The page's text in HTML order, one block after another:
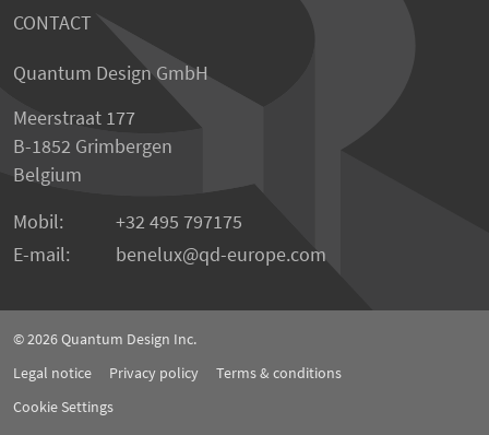
CONTACT
Quantum Design GmbH
Meerstraat 177
B-1852 Grimbergen
Belgium
Mobil:
+32 495 797175
E-mail:
benelux qd-europe.com
© 2026Quantum Design Inc.
Legal notice
Privacy policy
Terms & conditions
Cookie Settings